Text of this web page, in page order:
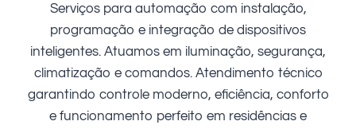
Serviços para automação com instalação,
programação e integração de dispositivos
inteligentes. Atuamos em iluminação, segurança,
climatização e comandos. Atendimento técnico
garantindo controle moderno, eficiência, conforto
e funcionamento perfeito em residências e